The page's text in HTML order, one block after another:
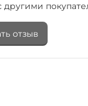
отзыв